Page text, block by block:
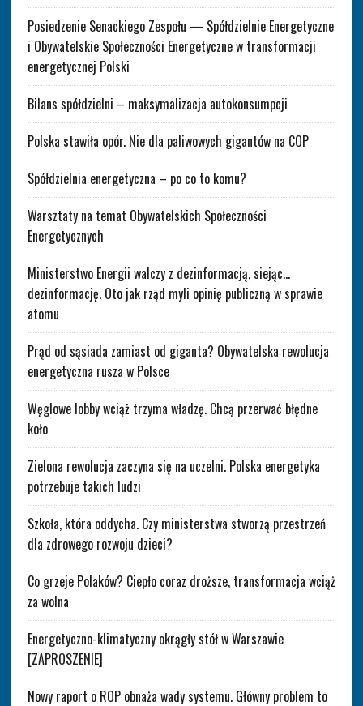
Posiedzenie Senackiego Zespołu — Spółdzielnie Energetyczne
i Obywatelskie Społeczności Energetyczne w transformacji
energetycznej Polski
Bilans spółdzielni – maksymalizacja autokonsumpcji
Polska stawiła opór. Nie dla paliwowych gigantów na COP
Spółdzielnia energetyczna – po co to komu?
Warsztaty na temat Obywatelskich Społeczności
Energetycznych
Ministerstwo Energii walczy z dezinformacją, siejąc…
dezinformację. Oto jak rząd myli opinię publiczną w sprawie
atomu
Prąd od sąsiada zamiast od giganta? Obywatelska rewolucja
energetyczna rusza w Polsce
Węglowe lobby wciąż trzyma władzę. Chcą przerwać błędne
koło
Zielona rewolucja zaczyna się na uczelni. Polska energetyka
potrzebuje takich ludzi
Szkoła, która oddycha. Czy ministerstwa stworzą przestrzeń
dla zdrowego rozwoju dzieci?
Co grzeje Polaków? Ciepło coraz droższe, transformacja wciąż
za wolna
Energetyczno-klimatyczny okrągły stół w Warszawie
[ZAPROSZENIE]
Nowy raport o ROP obnaża wady systemu. Główny problem to